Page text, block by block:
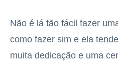
Não é lá tão fácil fazer
como fazer sim e ela
muita dedicação e uma